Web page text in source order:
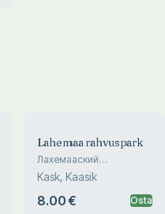
Lahemaa rahvuspark
Лахемааский
национальный парк.
Lahemaa National Park
Kask, Kaasik
8.00 € Osta